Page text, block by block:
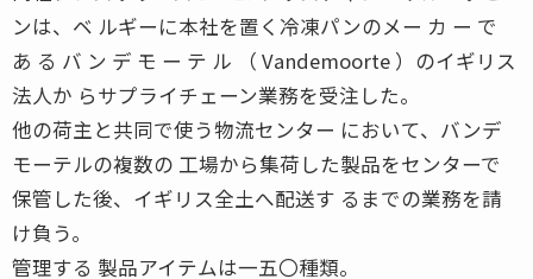
ンは、ベ ルギーに本社を置く冷凍パンのメー カ ー で
あ る バ ン デ モ ー テ ル （ Vandemoorte ）のイギリス
法人か らサプライチェーン業務を受注した。
他の荷主と共同で使う物流センター において、バンデ
モーテルの複数の 工場から集荷した製品をセンターで
保管した後、イギリス全土へ配送す るまでの業務を請
け負う。
管理する 製品アイテムは一五〇種類。